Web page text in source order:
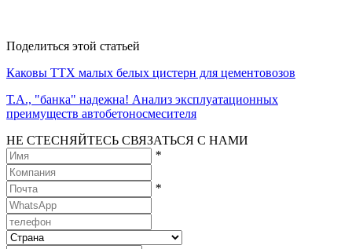
Поделиться этой статьей
Каковы ТТХ малых белых цистерн для цементовозов
Т.А., "банка" надежна! Анализ эксплуатационных
преимуществ автобетоносмесителя
НЕ СТЕСНЯЙТЕСЬ СВЯЗАТЬСЯ С НАМИ
*
*